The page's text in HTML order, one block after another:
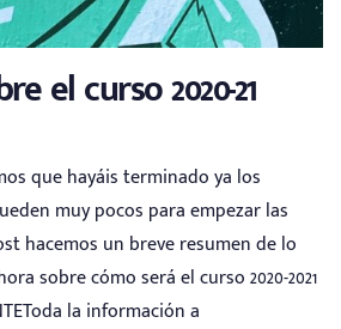
el curso 2020-21
que hayáis terminado ya los
muy pocos para empezar las
hacemos un breve resumen de lo
sobre cómo será el curso 2020-2021
la información a